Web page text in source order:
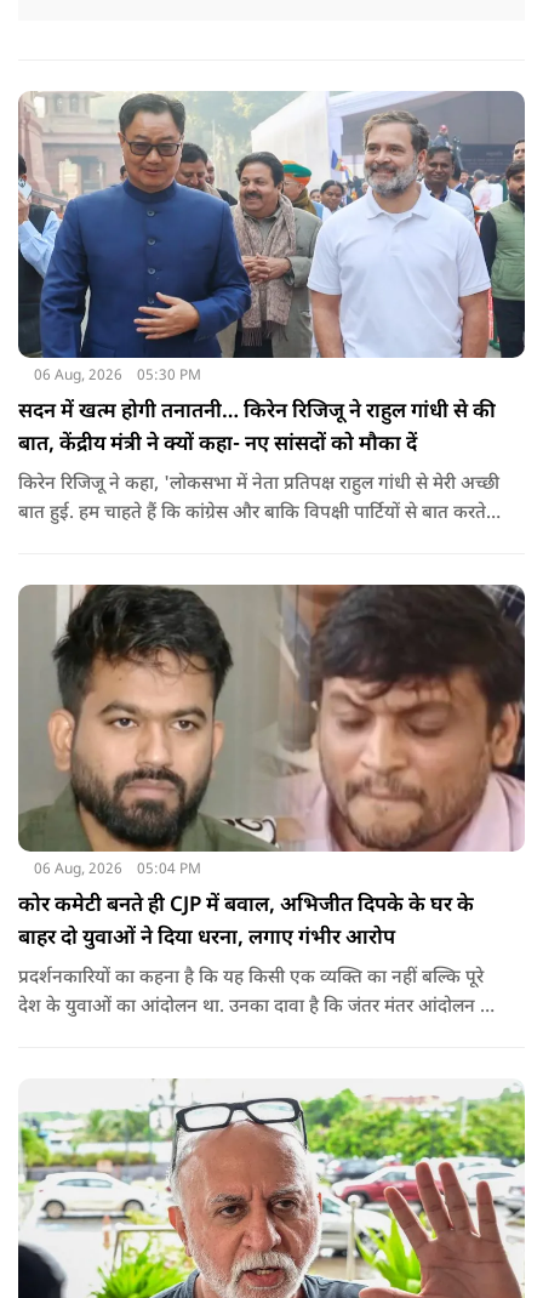
06 Aug, 2026 05:30 PM
सदन में खत्म होगी तनातनी… किरेन रिजिजू ने राहुल गांधी से की
बात, केंद्रीय मंत्री ने क्यों कहा- नए सांसदों को मौका दें
किरेन रिजिजू ने कहा, 'लोकसभा में नेता प्रतिपक्ष राहुल गांधी से मेरी अच्छी
बात हुई. हम चाहते हैं कि कांग्रेस और बाकि विपक्षी पार्टियों से बात करते
06 Aug, 2026 05:04 PM
कोर कमेटी बनते ही CJP में बवाल, अभिजीत दिपके के घर के
बाहर दो युवाओं ने दिया धरना, लगाए गंभीर आरोप
प्रदर्शनकारियों का कहना है कि यह किसी एक व्यक्ति का नहीं बल्कि पूरे
देश के युवाओं का आंदोलन था. उनका दावा है कि जंतर मंतर आंदोलन से